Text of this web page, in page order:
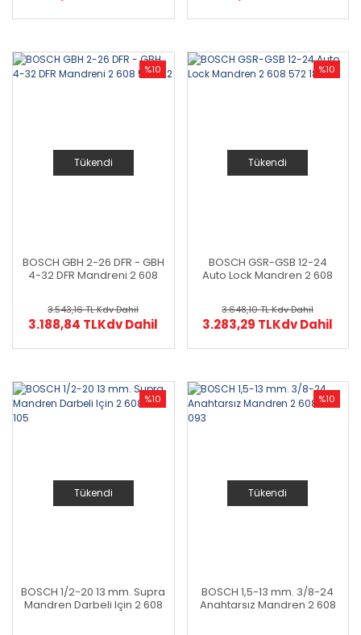
%10
Tükendi
BOSCH GBH 2-26 DFR - GBH
4-32 DFR Mandreni 2 608
3.543,16 TLKdv Dahil
3.188,84 TLKdv Dahil
%10
Tükendi
BOSCH GSR-GSB 12-24
Auto Lock Mandren 2 608
3.648,10 TLKdv Dahil
3.283,29 TLKdv Dahil
%10
Tükendi
BOSCH 1/2-20 13 mm. Supra
Mandren Darbeli Için 2 608
%10
Tükendi
BOSCH 1,5-13 mm. 3/8-24
Anahtarsız Mandren 2 608